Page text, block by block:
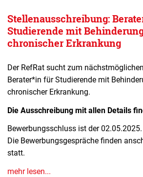
Stellenausschreibung:
Studierende mit
chronischer Erkrankung
Der RefRat sucht zum
Berater*in für Studierende mit
chronischer Erkrankung.
Die Ausschreibung mit allen Details
Bewerbungsschluss ist der 02.05.2025.
Die Bewerbungsgespräche finden
statt.
mehr lesen...